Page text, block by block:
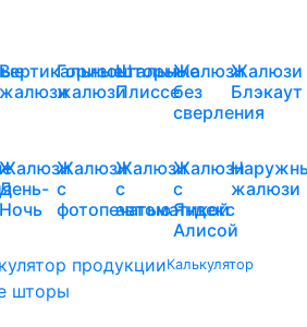
жалюзи
Горизонтальные
жалюзи
Шторы
Плиссе
Жалюзи
без
сверления
Жалюзи
Блэкаут
Ночь
Жалюзи
с
фотопечатью
Жалюзи
с
автоматикой
Жалюзи
с
Яндекс
Алисой
жалюзи
Калькулятор
шторы